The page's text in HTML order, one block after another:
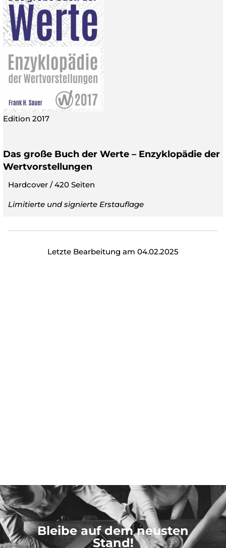
Edition 2017
Das große Buch der Werte – Enzyklopädie der
Wertvorstellungen
Hardcover / 420 Seiten
Limitierte und signierte Erstauflage
Letzte Bearbeitung am 04.02.2025
Bleibe auf dem neusten
Stand!